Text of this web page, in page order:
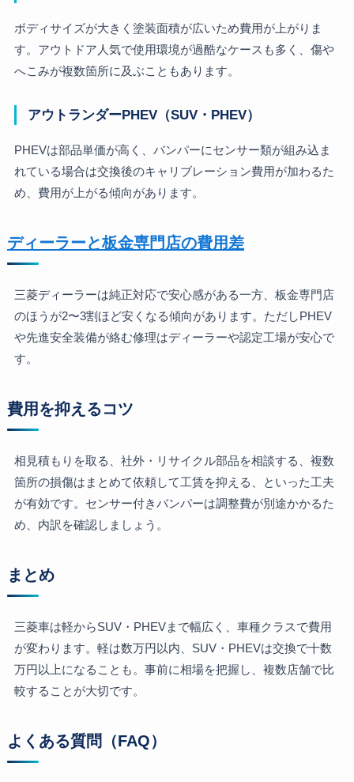
ボディサイズが大きく塗装面積が広いため費用が上がりま
す。アウトドア人気で使用環境が過酷なケースも多く、傷や
へこみが複数箇所に及ぶこともあります。
アウトランダーPHEV（SUV・PHEV）
PHEVは部品単価が高く、バンパーにセンサー類が組み込ま
れている場合は交換後のキャリブレーション費用が加わるた
め、費用が上がる傾向があります。
ディーラーと板金専門店の費用差
三菱ディーラーは純正対応で安心感がある一方、板金専門店
のほうが2〜3割ほど安くなる傾向があります。ただしPHEV
や先進安全装備が絡む修理はディーラーや認定工場が安心で
す。
費用を抑えるコツ
相見積もりを取る、社外・リサイクル部品を相談する、複数
箇所の損傷はまとめて依頼して工賃を抑える、といった工夫
が有効です。センサー付きバンパーは調整費が別途かかるた
め、内訳を確認しましょう。
まとめ
三菱車は軽からSUV・PHEVまで幅広く、車種クラスで費用
が変わります。軽は数万円以内、SUV・PHEVは交換で十数
万円以上になることも。事前に相場を把握し、複数店舗で比
較することが大切です。
よくある質問（FAQ）